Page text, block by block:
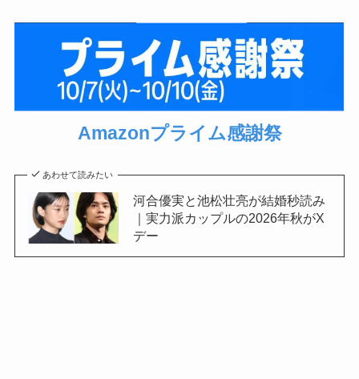
Amazonプライム感謝祭
あわせて読みたい
河合優実と池松壮亮が結婚秒読み
｜実力派カップルの2026年秋がX
デー